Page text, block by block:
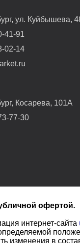
ул. Куйбышева,
41-91
02-14
Косарева, 101А
77-30
офертой.
интернет-сайта
изменения в